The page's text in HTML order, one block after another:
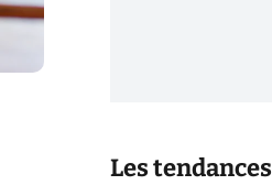
Les tendances